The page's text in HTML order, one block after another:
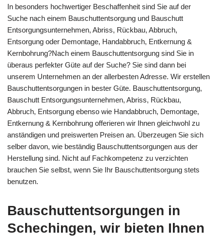
In besonders hochwertiger Beschaffenheit sind Sie auf der
Suche nach einem Bauschuttentsorgung und Bauschutt
Entsorgungsunternehmen, Abriss, Rückbau, Abbruch,
Entsorgung oder Demontage, Handabbruch, Entkernung &
Kernbohrung?Nach einem Bauschuttentsorgung sind Sie in
überaus perfekter Güte auf der Suche? Sie sind dann bei
unserem Unternehmen an der allerbesten Adresse. Wir erstellen
Bauschuttentsorgungen in bester Güte. Bauschuttentsorgung,
Bauschutt Entsorgungsunternehmen, Abriss, Rückbau,
Abbruch, Entsorgung ebenso wie Handabbruch, Demontage,
Entkernung & Kernbohrung offerieren wir Ihnen gleichwohl zu
anständigen und preiswerten Preisen an. Überzeugen Sie sich
selber davon, wie beständig Bauschuttentsorgungen aus der
Herstellung sind. Nicht auf Fachkompetenz zu verzichten
brauchen Sie selbst, wenn Sie Ihr Bauschuttentsorgung stets
benutzen.
Bauschuttentsorgungen in
Schechingen, wir bieten Ihnen